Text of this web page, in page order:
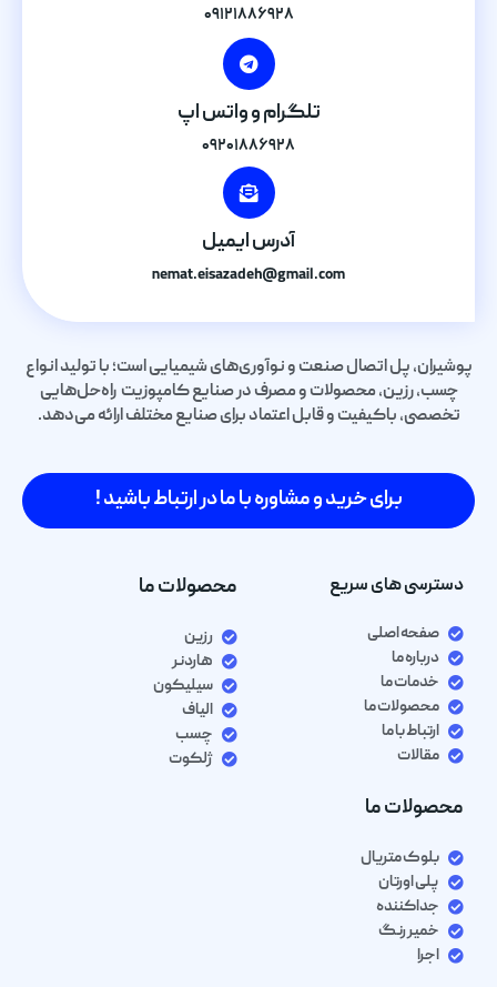
۰۹۱۲۱۸۸۶۹۲۸
تلگرام و واتس اپ
۰۹۲۰۱۸۸۶۹۲۸
آدرس ایمیل
nemat.eisazadeh@gmail.com
پوشیران، پل اتصال صنعت و نوآوری‌های شیمیایی است؛ با تولید انواع
چسب، رزین، محصولات و مصرف در صنایع کامپوزیت راه‌حل‌هایی
تخصصی، باکیفیت و قابل اعتماد برای صنایع مختلف ارائه می‌دهد.
برای خرید و مشاوره با ما در ارتباط باشید !
دسترسی های سریع
صفحه اصلی
درباره ما
خدمات ما
محصولات ما
ارتباط با ما
مقالات
محصولات ما
رزین
هاردنر
سیلیکون
الیاف
چسب
ژلکوت
محصولات ما
بلوک متریال
پلی اورتان
جداکننده
خمیر رنگ
اجرا